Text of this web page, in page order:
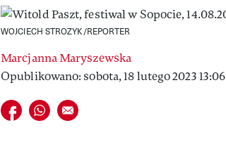
WOJCIECH STROZYK/REPORTER
Marcjanna Maryszewska
Opublikowano: sobota, 18 lutego 2023 13:06
Udostępnij na facebook
Udostępnij na whatsapp
E-mail do przyjaciela